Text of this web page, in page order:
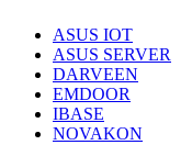
ASUS IOT
ASUS SERVER
DARVEEN
EMDOOR
IBASE
NOVAKON